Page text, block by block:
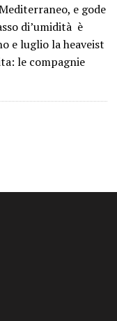
e gode
di’umidità è
e luglio la heaveist
le compagnie